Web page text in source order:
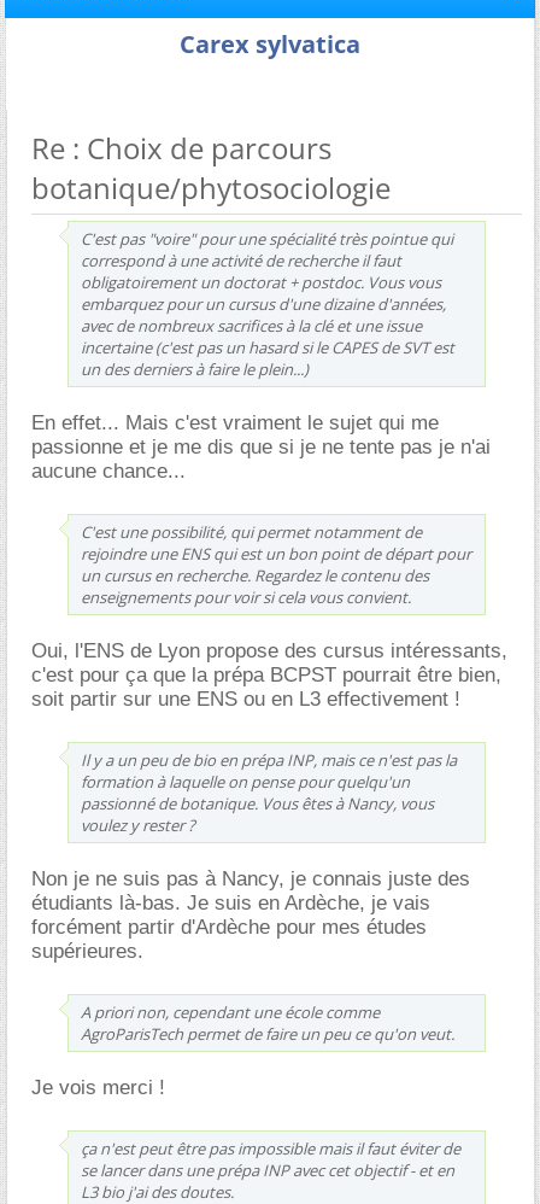
Carex sylvatica
Re : Choix de parcours
botanique/phytosociologie
C'est pas "voire" pour une spécialité très pointue qui
correspond à une activité de recherche il faut
obligatoirement un doctorat + postdoc. Vous vous
embarquez pour un cursus d'une dizaine d'années,
avec de nombreux sacrifices à la clé et une issue
incertaine (c'est pas un hasard si le CAPES de SVT est
un des derniers à faire le plein...)
En effet... Mais c'est vraiment le sujet qui me
passionne et je me dis que si je ne tente pas je n'ai
aucune chance...
C'est une possibilité, qui permet notamment de
rejoindre une ENS qui est un bon point de départ pour
un cursus en recherche. Regardez le contenu des
enseignements pour voir si cela vous convient.
Oui, l'ENS de Lyon propose des cursus intéressants,
c'est pour ça que la prépa BCPST pourrait être bien,
soit partir sur une ENS ou en L3 effectivement !
Il y a un peu de bio en prépa INP, mais ce n'est pas la
formation à laquelle on pense pour quelqu'un
passionné de botanique. Vous êtes à Nancy, vous
voulez y rester ?
Non je ne suis pas à Nancy, je connais juste des
étudiants là-bas. Je suis en Ardèche, je vais
forcément partir d'Ardèche pour mes études
supérieures.
A priori non, cependant une école comme
AgroParisTech permet de faire un peu ce qu'on veut.
Je vois merci !
ça n'est peut être pas impossible mais il faut éviter de
se lancer dans une prépa INP avec cet objectif - et en
L3 bio j'ai des doutes.